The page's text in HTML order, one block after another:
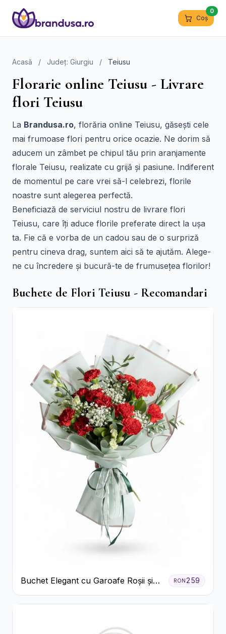
Coș
0
Acasă / Județ: Giurgiu / Teiusu
Florarie online Teiusu - Livrare
flori Teiusu
La Brandusa.ro, florăria online Teiusu, găsești cele
mai frumoase flori pentru orice ocazie. Ne dorim să
aducem un zâmbet pe chipul tău prin aranjamente
florale Teiusu, realizate cu grijă și pasiune. Indiferent
de momentul pe care vrei să-l celebrezi, florile
noastre sunt alegerea perfectă.
Beneficiază de serviciul nostru de livrare flori
Teiusu, care îți aduce florile preferate direct la ușa
ta. Fie că e vorba de un cadou sau de o surpriză
pentru cineva drag, suntem aici să te ajutăm. Alege-
ne cu încredere și bucură-te de frumusețea florilor!
Buchete de Flori Teiusu - Recomandari
Buchet Elegant cu Garoafe Roșii și
Floarea Miresei
RON259